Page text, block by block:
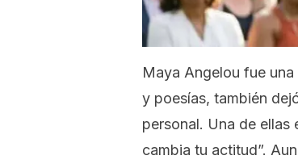
Maya Angelou fue
y poesías, también
personal. Una de ellas
cambia tu actitud”.